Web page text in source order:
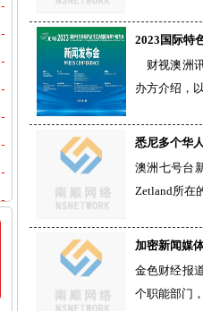
2023国际特
财视澳洲
办方介绍，
悉尼多个华
澳洲七号台
Zetland所在
加密新闻媒
金色财经报
个职能部门